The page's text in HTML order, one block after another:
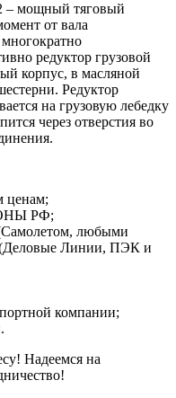
– мощный тяговый
от вала
редуктор грузовой
корпус, в масляной
Редуктор
на грузовую лебедку
через отверстия во
ценам;
РФ;
любыми
Линии, ПЭК и
компании;
Надеемся на